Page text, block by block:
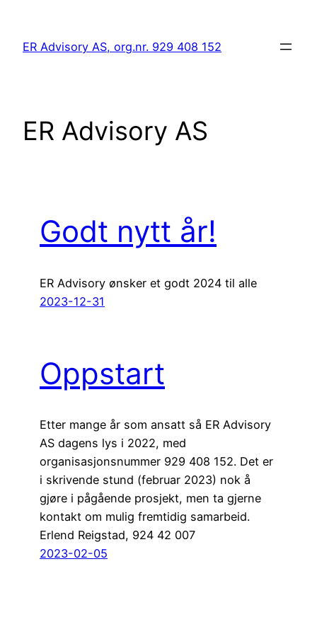
innhold
ER Advisory AS, org.nr. 929 408 152
ER Advisory AS
Godt nytt år!
ER Advisory ønsker et godt 2024 til alle
2023-12-31
Oppstart
Etter mange år som ansatt så ER Advisory
AS dagens lys i 2022, med
organisasjonsnummer 929 408 152. Det er
i skrivende stund (februar 2023) nok å
gjøre i pågående prosjekt, men ta gjerne
kontakt om mulig fremtidig samarbeid.
Erlend Reigstad, 924 42 007
2023-02-05